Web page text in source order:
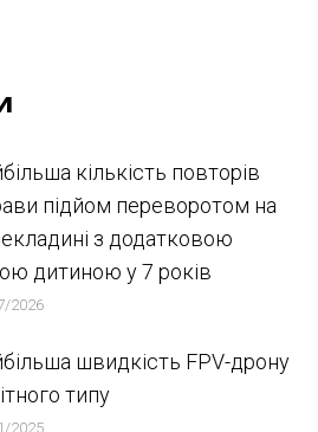
кількість повторів
підйом переворотом на
з додатковою
дитиною у 7 років
2026
швидкість FPV-дрону
типу
2025